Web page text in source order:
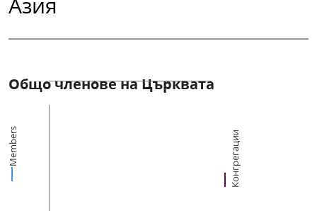
Общо членове на Църквата
Members Конгрегации